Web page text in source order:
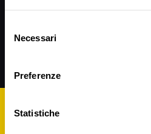
delNecessari
Preferenze
Statistiche
P.IVA 02203350406 | Cod.